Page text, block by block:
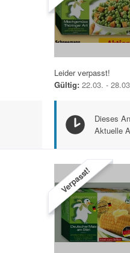
Leider verpasst!
Gültig: 22.03. -
Dieses
Aktuelle
Verpasst!